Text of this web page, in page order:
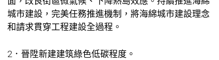
城市建設，完美任務推進機制，將海綿城市建設理念
和請求貫穿工程建設全過程。
2．晉陞新建建筑綠色低碳程度。